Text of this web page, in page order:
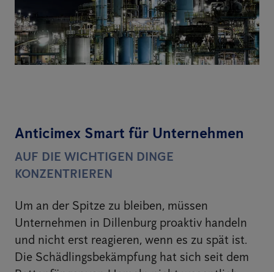
Anticimex Smart für Unternehmen
AUF DIE WICHTIGEN DINGE
KONZENTRIEREN
Um an der Spitze zu bleiben, müssen
Unternehmen in Dillenburg proaktiv handeln
und nicht erst reagieren, wenn es zu spät ist.
Die Schädlingsbekämpfung hat sich seit dem